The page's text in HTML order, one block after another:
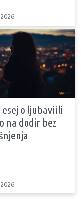
esej o ljubavi ili
na dodir bez